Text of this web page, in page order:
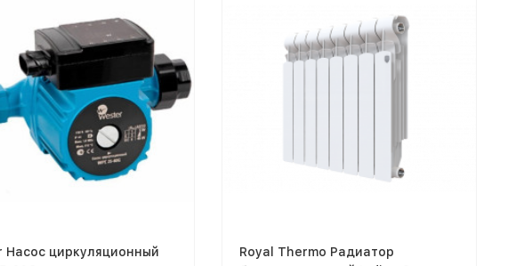
Насос циркуляционный
Royal Thermo Радиатор